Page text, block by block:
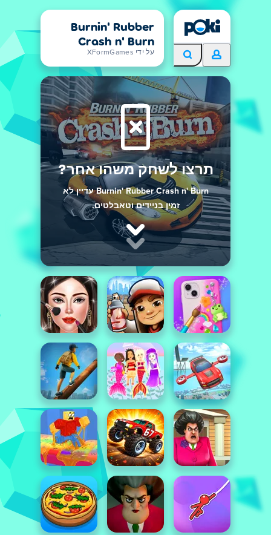
Burnin' Rubber
Crash n' Burn
על ידי XFormGames
תרצו לשחק משהו אחר?
Burnin' Rubber Crash n' Burn עדיין לא
זמין בניידים וטאבלטים.